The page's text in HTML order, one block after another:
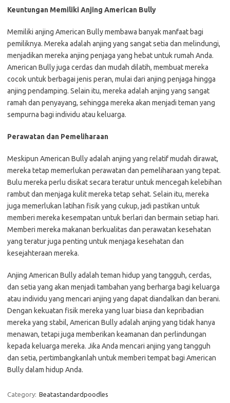
Keuntungan Memiliki Anjing American Bully
Memiliki anjing American Bully membawa banyak manfaat bagi
pemiliknya. Mereka adalah anjing yang sangat setia dan melindungi,
menjadikan mereka anjing penjaga yang hebat untuk rumah Anda.
American Bully juga cerdas dan mudah dilatih, membuat mereka
cocok untuk berbagai jenis peran, mulai dari anjing penjaga hingga
anjing pendamping. Selain itu, mereka adalah anjing yang sangat
ramah dan penyayang, sehingga mereka akan menjadi teman yang
sempurna bagi individu atau keluarga.
Perawatan dan Pemeliharaan
Meskipun American Bully adalah anjing yang relatif mudah dirawat,
mereka tetap memerlukan perawatan dan pemeliharaan yang tepat.
Bulu mereka perlu disikat secara teratur untuk mencegah kelebihan
rambut dan menjaga kulit mereka tetap sehat. Selain itu, mereka
juga memerlukan latihan fisik yang cukup, jadi pastikan untuk
memberi mereka kesempatan untuk berlari dan bermain setiap hari.
Memberi mereka makanan berkualitas dan perawatan kesehatan
yang teratur juga penting untuk menjaga kesehatan dan
kesejahteraan mereka.
Anjing American Bully adalah teman hidup yang tangguh, cerdas,
dan setia yang akan menjadi tambahan yang berharga bagi keluarga
atau individu yang mencari anjing yang dapat diandalkan dan berani.
Dengan kekuatan fisik mereka yang luar biasa dan kepribadian
mereka yang stabil, American Bully adalah anjing yang tidak hanya
menawan, tetapi juga memberikan keamanan dan perlindungan
kepada keluarga mereka. Jika Anda mencari anjing yang tangguh
dan setia, pertimbangkanlah untuk memberi tempat bagi American
Bully dalam hidup Anda.
Category: Beatastandardpoodles